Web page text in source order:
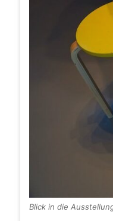
Blick in die